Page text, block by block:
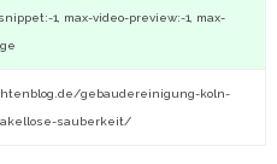
1, max-video-preview:-1, max-
gebaudereinigung-koln-
sauberkeit/